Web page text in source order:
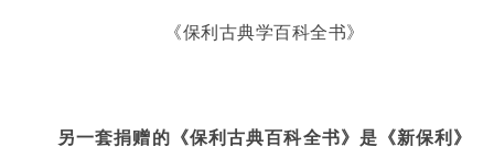
《保利古典学百科全书》
另一套捐赠的《保利古典百科全书》是《新保利》